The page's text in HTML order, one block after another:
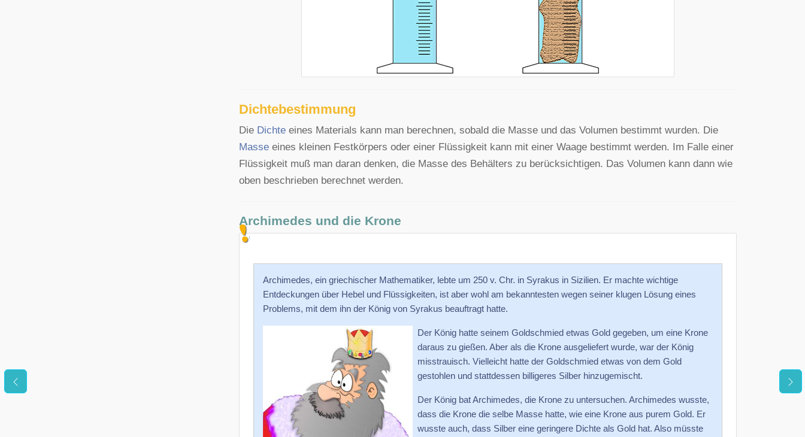
Dichtebestimmung
Die Dichte eines Materials kann man berechnen, sobald die Masse und das Volumen bestimmt wurden. Die
Masse eines kleinen Festkörpers oder einer Flüssigkeit kann mit einer Waage bestimmt werden. Im Falle einer
Flüssigkeit muß man daran denken, die Masse des Behälters zu berücksichtigen. Das Volumen kann dann wie
oben beschrieben berechnet werden.
Archimedes und die Krone
Archimedes, ein griechischer Mathematiker, lebte um 250 v. Chr. in Syrakus in Sizilien. Er machte wichtige
Entdeckungen über Hebel und Flüssigkeiten, ist aber wohl am bekanntesten wegen seiner klugen Lösung eines
Problems, mit dem ihn der König von Syrakus beauftragt hatte.
Der König hatte seinem Goldschmied etwas Gold gegeben, um eine Krone
daraus zu gießen. Aber als die Krone ausgeliefert wurde, war der König
misstrauisch. Vielleicht hatte der Goldschmied etwas von dem Gold
gestohlen und stattdessen billigeres Silber hinzugemischt.
Der König bat Archimedes, die Krone zu untersuchen. Archimedes wusste,
dass die Krone die selbe Masse hatte, wie eine Krone aus purem Gold. Er
wusste auch, dass Silber eine geringere Dichte als Gold hat. Also müsste